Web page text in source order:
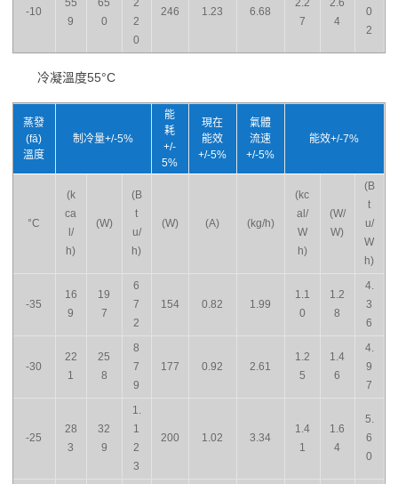
-10
55
9
65
0
2
2
0
246 1.23 6.68
2.2
7
2.6
4
0
2
冷凝溫度55°C
蒸發
(fā)
溫度
制冷量+/-5%
能
耗
+/-
5%
現在
能效
+/-5%
氣體
流速
+/-5%
能效+/-7%
°C
(k
ca
l/
h)
(W)
(B
t
u/
h)
(W) (A) (kg/h)
(kc
al/
W
h)
(W/
W)
(B
t
u/
W
h)
-35
16
9
19
7
6
7
2
154 0.82 1.99
1.1
0
1.2
8
4.
3
6
-30
22
1
25
8
8
7
9
177 0.92 2.61
1.2
5
1.4
6
4.
9
7
-25
28
3
32
9
1.
1
2
3
200 1.02 3.34
1.4
1
1.6
4
5.
6
0